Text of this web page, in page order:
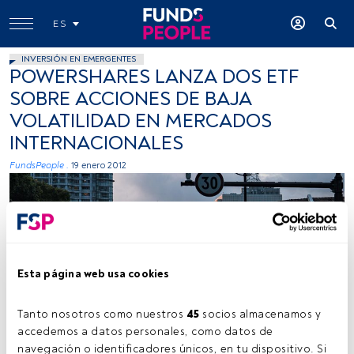
Esta página web usa cookies
Tanto nosotros como nuestros 45 socios almacenamos y
accedemos a datos personales, como datos de
navegación o identificadores únicos, en tu dispositivo. Si
ES
INVERSIÓN EN EMERGENTES
POWERSHARES LANZA DOS ETF
SOBRE ACCIONES DE BAJA
VOLATILIDAD EN MERCADOS
INTERNACIONALES
FundsPeople . 19 enero 2012